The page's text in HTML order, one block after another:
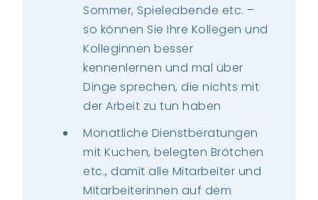
Sommer, Spieleabende etc. –
so können Sie Ihre Kollegen und
Kolleginnen besser
kennenlernen und mal über
Dinge sprechen, die nichts mit
der Arbeit zu tun haben
Monatliche Dienstberatungen
mit Kuchen, belegten Brötchen
etc., damit alle Mitarbeiter und
Mitarbeiterinnen auf dem